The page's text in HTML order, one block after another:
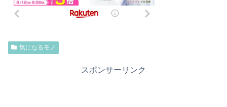
気になるモノ
スポンサーリンク